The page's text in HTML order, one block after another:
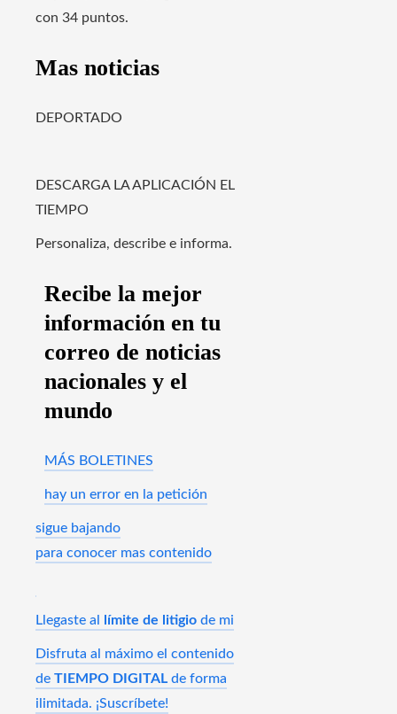
con 34 puntos.
Mas noticias
DEPORTADO
DESCARGA LA APLICACIÓN EL
TIEMPO
Personaliza, describe e informa.
Recibe la mejor
información en tu
correo de noticias
nacionales y el
mundo
MÁS BOLETINES
hay un error en la petición
sigue bajando
para conocer mas contenido
Llegaste al límite de litigio de mi
Disfruta al máximo el contenido
de TIEMPO DIGITAL de forma
ilimitada. ¡Suscríbete!